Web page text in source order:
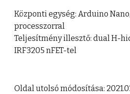
Központi egység: Arduino
processzorral
Teljesítmény illesztő: dual H-
IRF3205 nFET-tel
Oldal utolsó módosítása: